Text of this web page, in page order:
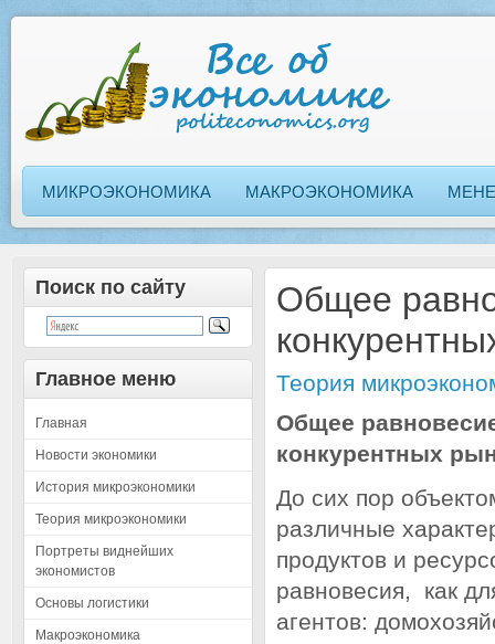
МИКРОЭКОНОМИКА МАКРОЭКОНОМИКА
Поиск по сайту
Главное меню
Главная
Новости экономики
История микроэкономики
Теория микроэкономики
Портреты виднейших
экономистов
Основы логистики
Макроэкономика
Общее
Теория
Общее
конкурентных
До сих пор
различные
продуктов и
равновесия, как
агентов: